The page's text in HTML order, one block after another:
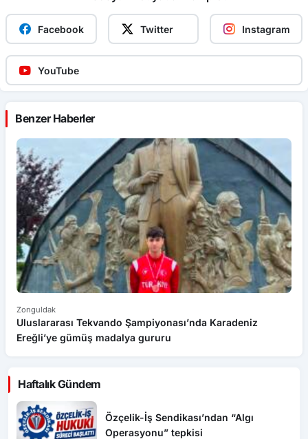
Facebook Twitter Instagram
YouTube
Benzer Haberler
Zonguldak
Uluslararası Tekvando Şampiyonası’nda Karadeniz
Ereğli’ye gümüş madalya gururu
Haftalık Gündem
Özçelik-İş Sendikası’ndan “Algı
Operasyonu” tepkisi